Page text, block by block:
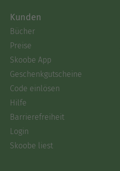
Kunden
Bücher
Preise
Skoobe App
Geschenkgutscheine
Code einlösen
Hilfe
Barrierefreiheit
Login
Skoobe liest